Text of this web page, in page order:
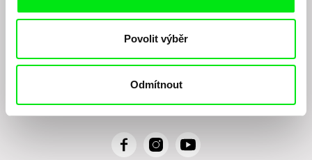
Povolit výběr
Odmítnout
elektronickými prostředky a souvisejícím zpracováním osobních údajů pro účely
Zásady zpracování osobních údajů, textu rozumím a souhlasím s ním, přičemž
F
I
Y